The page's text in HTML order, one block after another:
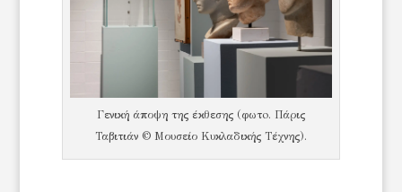
Γενική άποψη της έκθεσης (φωτo. Πάρις
Ταβιτιάν © Μουσείο Κυκλαδικής Τέχνης).